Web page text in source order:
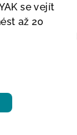
se vejít
až 20